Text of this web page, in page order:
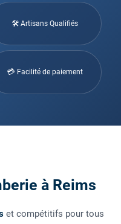
🛠 Artisans Qualifiés
💳 Facilité de paiement
à Reims
et compétitifs pour tous